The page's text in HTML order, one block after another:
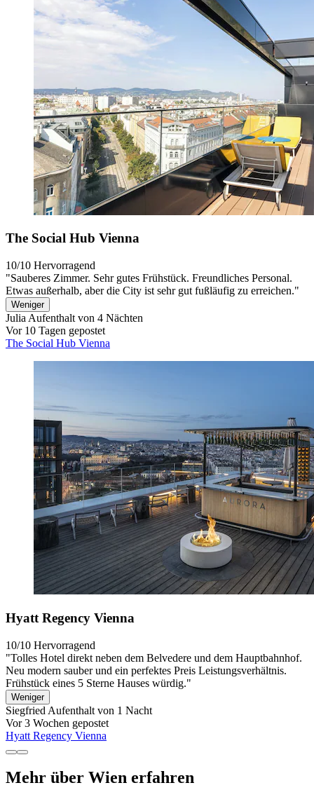
The Social Hub Vienna
10/10 Hervorragend
"Sauberes Zimmer. Sehr gutes Frühstück. Freundliches Personal.
Etwas außerhalb, aber die City ist sehr gut fußläufig zu erreichen."
Weniger
Julia Aufenthalt von 4 Nächten
Vor 10 Tagen gepostet
The Social Hub Vienna
Hyatt Regency Vienna
10/10 Hervorragend
"Tolles Hotel direkt neben dem Belvedere und dem Hauptbahnhof.
Neu modern sauber und ein perfektes Preis Leistungsverhältnis.
Frühstück eines 5 Sterne Hauses würdig."
Weniger
Siegfried Aufenthalt von 1 Nacht
Vor 3 Wochen gepostet
Hyatt Regency Vienna
Mehr über Wien erfahren